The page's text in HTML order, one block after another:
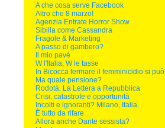
A che cosa serve Facebook
Altro che 8 marzo!
Agenzia Entrate Horror Show
Sibilla come Cassandra
Fragole & Marketing
A passo di gambero?
Il mio pavé
W l'Italia, W le tasse
In Bicocca fermare il femminicidio si può
Ma quale pensione?
Rodotà. La Lettera a Repubblica
Crisi, catastrofe e opportunità
Incolti e ignoranti? Milano, Italia.
È tutto da rifare
Allora anche Dante sessista?